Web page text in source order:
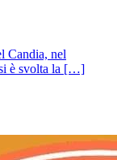
Candia, nel
si è svolta la […]